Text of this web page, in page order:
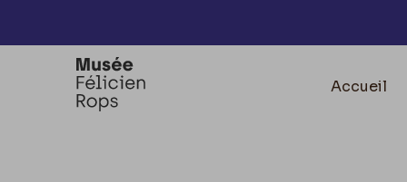
Accueil